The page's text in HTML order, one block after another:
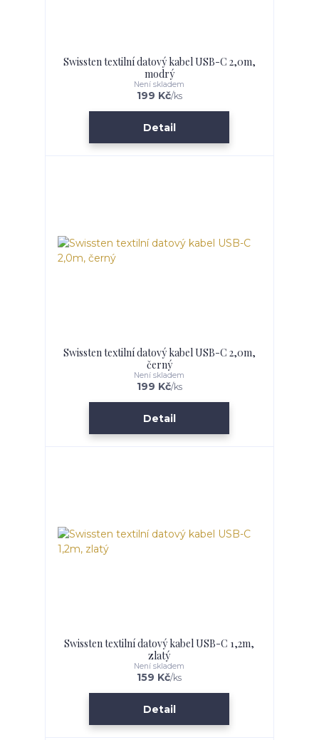
Swissten textilní datový kabel USB-C 2,0m,
modrý
199 Kč/ks
Není skladem
Detail
Swissten textilní datový kabel USB-C 2,0m,
černý
199 Kč/ks
Není skladem
Detail
Swissten textilní datový kabel USB-C 1,2m,
zlatý
159 Kč/ks
Není skladem
Detail